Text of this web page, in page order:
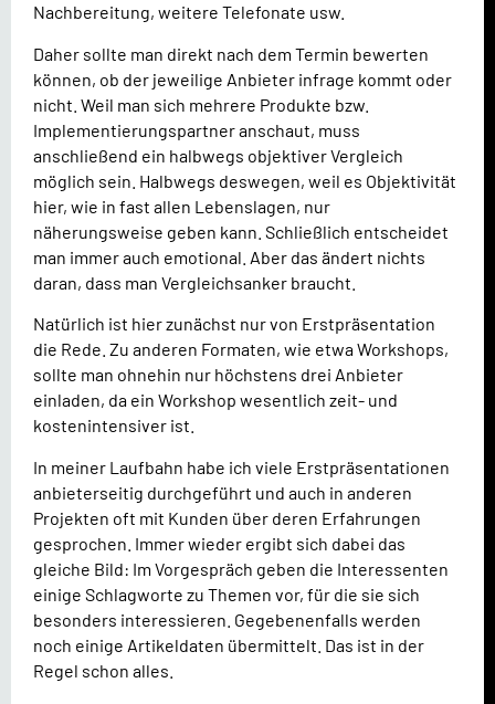
Nachbereitung, weitere Telefonate usw.
Daher sollte man direkt nach dem Termin bewerten
können, ob der jeweilige Anbieter infrage kommt oder
nicht. Weil man sich mehrere Produkte bzw.
Implementierungspartner anschaut, muss
anschließend ein halbwegs objektiver Vergleich
möglich sein. Halbwegs deswegen, weil es Objektivität
hier, wie in fast allen Lebenslagen, nur
näherungsweise geben kann. Schließlich entscheidet
man immer auch emotional. Aber das ändert nichts
daran, dass man Vergleichsanker braucht.
Natürlich ist hier zunächst nur von Erstpräsentation
die Rede. Zu anderen Formaten, wie etwa Workshops,
sollte man ohnehin nur höchstens drei Anbieter
einladen, da ein Workshop wesentlich zeit- und
kostenintensiver ist.
In meiner Laufbahn habe ich viele Erstpräsentationen
anbieterseitig durchgeführt und auch in anderen
Projekten oft mit Kunden über deren Erfahrungen
gesprochen. Immer wieder ergibt sich dabei das
gleiche Bild: Im Vorgespräch geben die Interessenten
einige Schlagworte zu Themen vor, für die sie sich
besonders interessieren. Gegebenenfalls werden
noch einige Artikeldaten übermittelt. Das ist in der
Regel schon alles.